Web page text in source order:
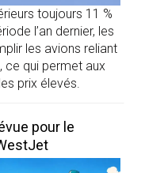
toujours 11 %
l’an dernier, les
les avions reliant
ce qui permet aux
prix élevés.
pour le